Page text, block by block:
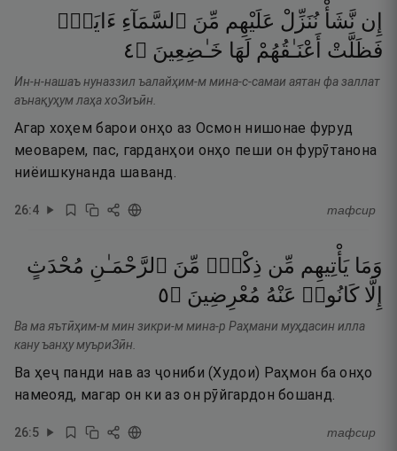
إِن نَّشَأْ نُنَزِّلْ عَلَيْهِم مِّنَ ٱلسَّمَآءِ ءَايَةًۭ
فَظَلَّتْ
أَعْنَـٰقُهُمْ لَهَا خَـٰضِعِينَ ۝٤
Ин-н-нашаъ нуназзил ъалайҳим-м мина-с-самаи аятан фа заллат
аънақуҳум лаҳа хоЗиъӣн.
Агар хоҳем барои онҳо аз Осмон нишонае фуруд
меоварем, пас, гарданҳои онҳо пеши он фурӯтанона
ниёишкунанда шаванд.
26:4 тафсир
وَمَا يَأْتِيهِم مِّن ذِكْرٍۢ مِّنَ ٱلرَّحْمَـٰنِ مُحْدَثٍ
إِلَّا كَانُوا۟ عَنْهُ مُعْرِضِينَ ۝٥
Ва ма яътӣҳим-м мин зикри-м мина-р Раҳмани муҳдасин илла
кану ъанҳу муъриЗӣн.
Ва ҳеҷ панди нав аз ҷониби (Худои) Раҳмон ба онҳо
намеояд, магар он ки аз он рӯйгардон бошанд.
26:5 тафсир